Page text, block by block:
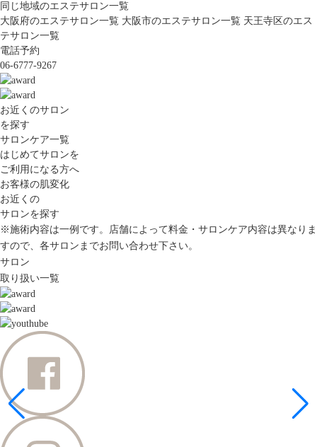
同じ地域のエステサロン一覧
大阪府のエステサロン一覧 大阪市のエステサロン一覧 天王寺区のエス
テサロン一覧
電話予約
06-6777-9267
お近くのサロン
を探す
サロンケア一覧
はじめてサロンを
ご利用になる方へ
お客様の肌変化
お近くの
サロンを探す
※施術内容は一例です。店舗によって料金・サロンケア内容は異なりま
すので、各サロンまでお問い合わせ下さい。
サロン
取り扱い一覧